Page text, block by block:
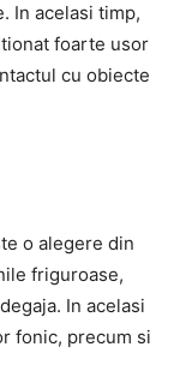
In acelasi timp,
foarte usor
cu obiecte
o alegere din
friguroase,
In acelasi
fonic, precum si